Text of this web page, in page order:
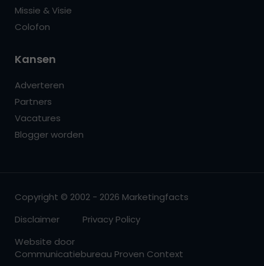
Missie & Visie
Colofon
Kansen
Adverteren
Partners
Vacatures
Blogger worden
Copyright © 2002 - 2026 Marketingfacts
Disclaimer
Privacy Policy
Website door
Communicatiebureau Proven Context